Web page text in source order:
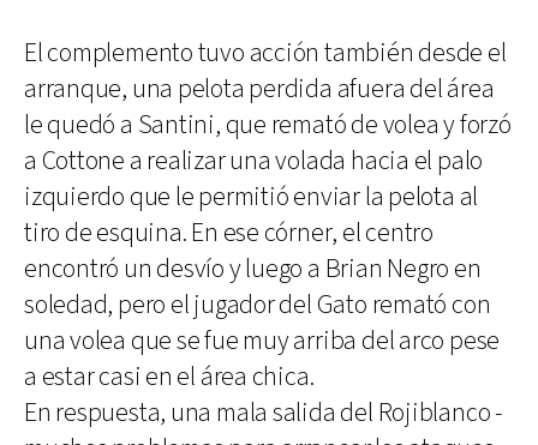
El complemento tuvo acción también desde el
arranque, una pelota perdida afuera del área
le quedó a Santini, que remató de volea y forzó
a Cottone a realizar una volada hacia el palo
izquierdo que le permitió enviar la pelota al
tiro de esquina. En ese córner, el centro
encontró un desvío y luego a Brian Negro en
soledad, pero el jugador del Gato remató con
una volea que se fue muy arriba del arco pese
a estar casi en el área chica.
En respuesta, una mala salida del Rojiblanco -